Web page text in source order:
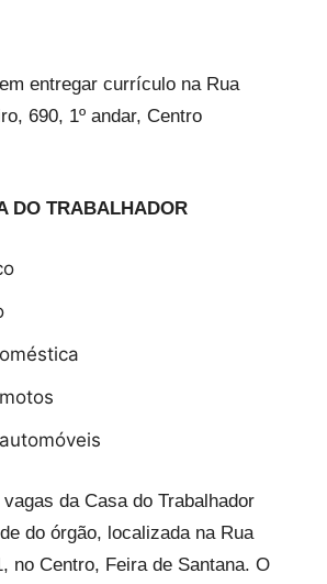
entregar currículo na Rua
690, 1º andar, Centro
DO TRABALHADOR
da Casa do Trabalhador
do órgão, localizada na Rua
no Centro, Feira de Santana. O